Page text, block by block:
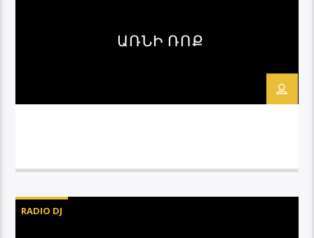
ԱՌՆԻ ՌՈՔ
RADIO DJ